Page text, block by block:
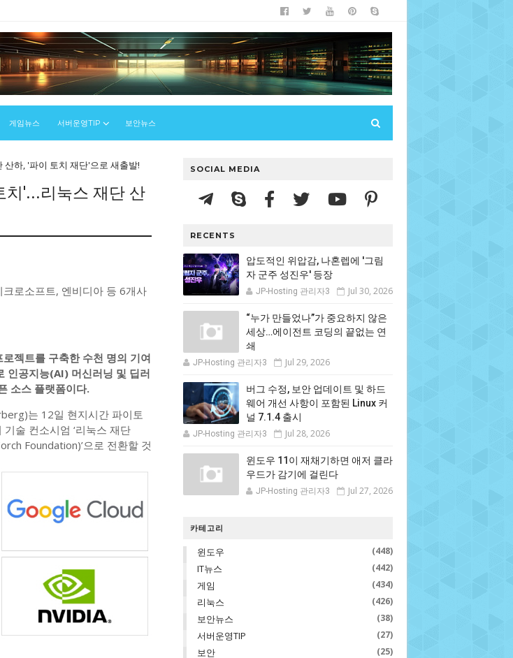
게임뉴스 서버운영TIP 보안뉴스
하, '파이 토치 재단'으로 새출발!
치'...리눅스 재단 산
로소프트, 엔비디아 등 6개사
젝트를 구축한 수천 명의 기여
인공지능(AI) 머신러닝 및 딥러
소스 플랫폼이다.
는 12일 현지시간 파이토
술 컨소시엄 ‘리눅스 재단
Foundation)’으로 전환할 것
SOCIAL MEDIA
RECENTS
압도적인 위압감, 나혼렙에 '그림
자 군주 성진우' 등장
JP-Hosting 관리자3 Jul 30, 2026
“누가 만들었나”가 중요하지 않은
세상…에이전트 코딩의 끝없는 연
쇄
JP-Hosting 관리자3 Jul 29, 2026
버그 수정, 보안 업데이트 및 하드
웨어 개선 사항이 포함된 Linux 커
널 7.1.4 출시
JP-Hosting 관리자3 Jul 28, 2026
윈도우 11이 재채기하면 애저 클라
우드가 감기에 걸린다
JP-Hosting 관리자3 Jul 27, 2026
카테고리
윈도우 (448)
IT뉴스 (442)
게임 (434)
리눅스 (426)
보안뉴스 (38)
서버운영TIP (27)
보안 (25)